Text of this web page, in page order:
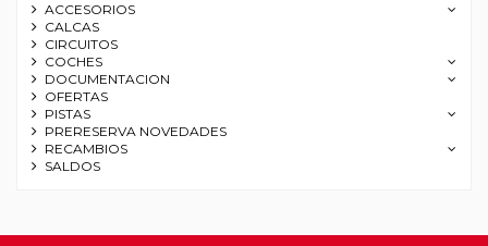
ACCESORIOS
CALCAS
CIRCUITOS
COCHES
DOCUMENTACION
OFERTAS
PISTAS
PRERESERVA NOVEDADES
RECAMBIOS
SALDOS